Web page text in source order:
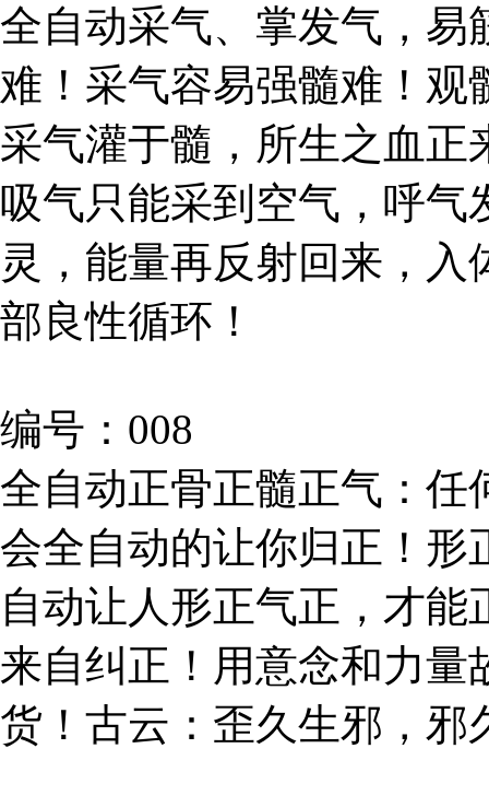
全自动采气、掌发气，易
难！采气容易强髓难！观
采气灌于髓，所生之血正
吸气只能采到空气，呼气
灵，能量再反射回来，
部良性循环！
编号：008
全自动正骨正髓正气：任
会全自动的让你归正！形
自动让人形正气正，才
来自纠正！用意念和力量
货！古云：歪久生邪，邪